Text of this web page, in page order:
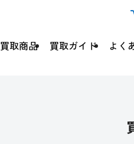
買取商品 買取ガイド よく